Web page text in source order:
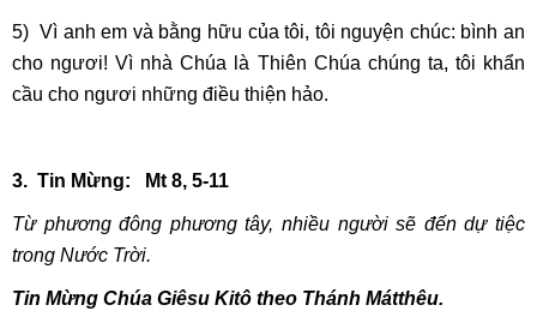
5) Vì anh em và bằng hữu của tôi, tôi nguyện chúc: bình an
cho ngươi! Vì nhà Chúa là Thiên Chúa chúng ta, tôi khẩn
cầu cho ngươi những điều thiện hảo.
3. Tin Mừng: Mt 8, 5-11
Từ phương đông phương tây, nhiều người sẽ đến dự tiệc
trong Nước Trời.
Tin Mừng Chúa Giêsu Kitô theo Thánh Mátthêu.